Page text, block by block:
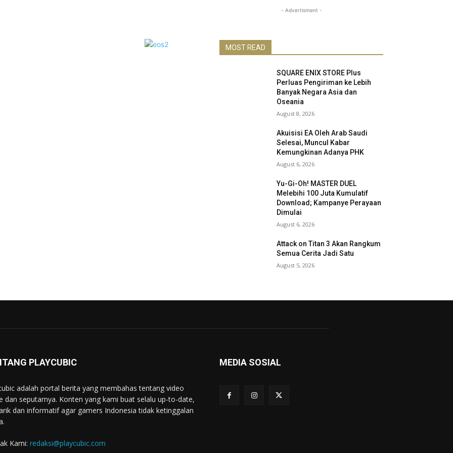
- Advertisment -
MOST READ
SQUARE ENIX STORE Plus
Perluas Pengiriman ke Lebih
Banyak Negara Asia dan
Oseania
August 8, 2026
Akuisisi EA Oleh Arab Saudi
Selesai, Muncul Kabar
Kemungkinan Adanya PHK
August 6, 2026
Yu-Gi-Oh! MASTER DUEL
Melebihi 100 Juta Kumulatif
Download; Kampanye Perayaan
Dimulai
August 6, 2026
Attack on Titan 3 Akan Rangkum
Semua Cerita Jadi Satu
August 5, 2026
PLAYCUBIC
adalah portal berita yang membahas tentang video
dan seputarnya. Konten yang kami buat selalu up-to-date,
dan informatif agar gamers Indonesia tidak ketinggalan
Kami: redaksi@playcubic.com
MEDIA SOSIAL